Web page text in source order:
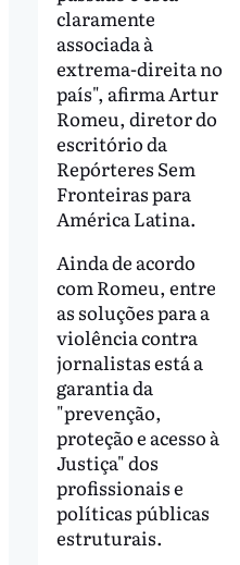
claramente
associada à
extrema-direita no
país", afirma Artur
Romeu, diretor do
escritório da
Repórteres Sem
Fronteiras para
América Latina.
Ainda de acordo
com Romeu, entre
as soluções para a
violência contra
jornalistas está a
garantia da
"prevenção,
proteção e acesso à
Justiça" dos
profissionais e
políticas públicas
estruturais.